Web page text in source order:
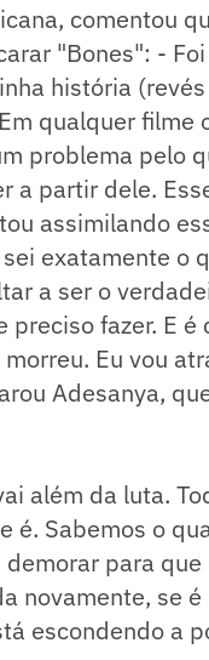
comentou
"Bones": -
história
qualquer filme
problema pelo
a partir dele.
assimilando
exatamente o
a ser o
preciso fazer. E é
Eu vou
Adesanya,
além da luta.
é. Sabemos o
para que
novamente, se
escondendo a